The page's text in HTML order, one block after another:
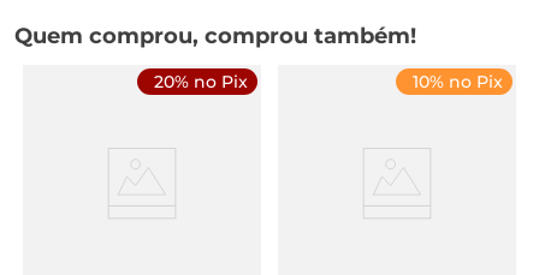
Quem comprou, comprou também!
20% no Pix 10% no Pix